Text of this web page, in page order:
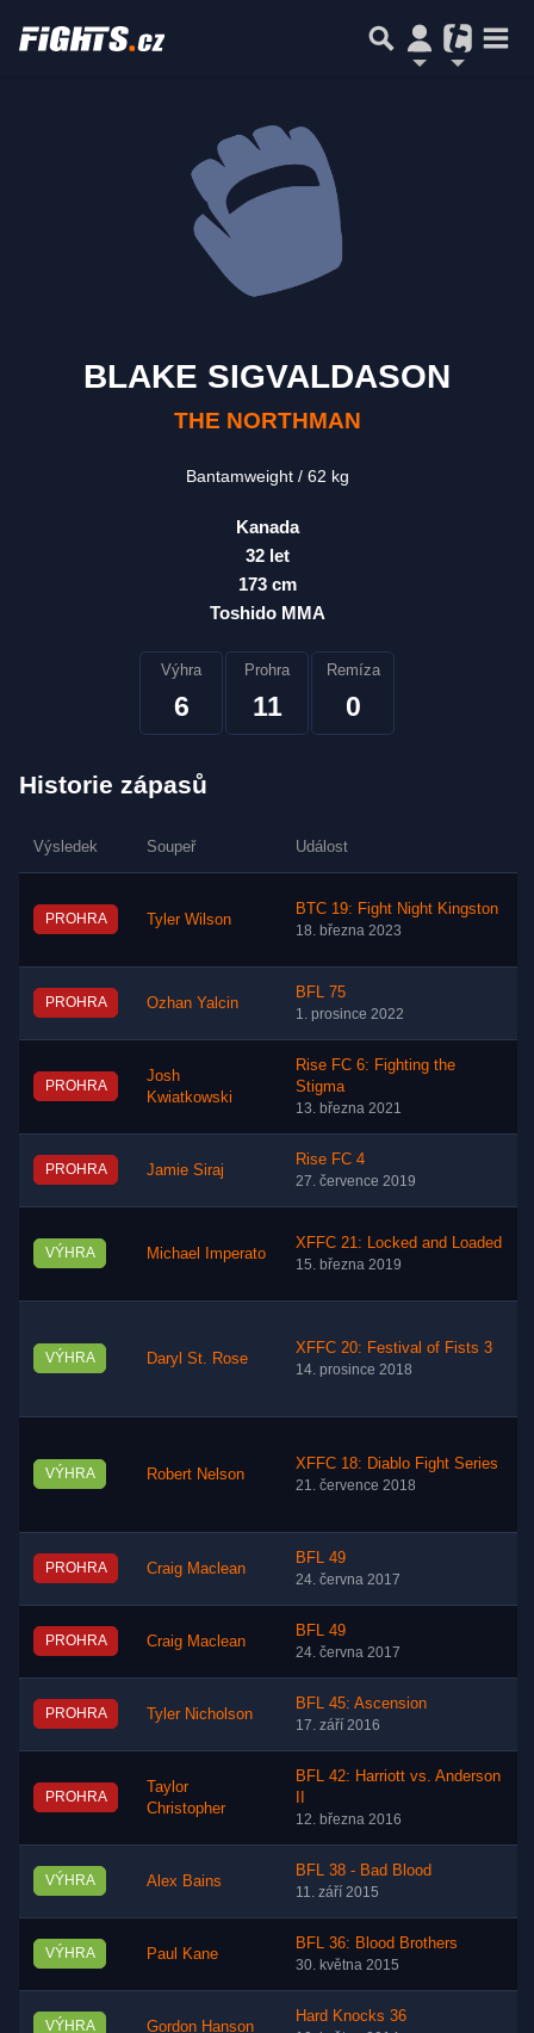
BLAKE SIGVALDASON
THE NORTHMAN
Bantamweight 62 kg
Kanada
32 let
173 cm
Toshido MMA
Výhra
6
Prohra
11
Remíza
0
Historie zápasů
Výsledek Soupeř Událost
PROHRA Tyler Wilson
BTC 19: Fight Night Kingston
18. března 2023
PROHRA Ozhan Yalcin
BFL 75
1. prosince 2022
PROHRA
Josh
Kwiatkowski
Rise FC 6: Fighting the
Stigma
13. března 2021
PROHRA Jamie Siraj
Rise FC 4
27. července 2019
VÝHRA Michael Imperato
XFFC 21: Locked and Loaded
15. března 2019
VÝHRA Daryl St. Rose
XFFC 20: Festival of Fists 3
14. prosince 2018
VÝHRA Robert Nelson
XFFC 18: Diablo Fight Series
21. července 2018
PROHRA Craig Maclean
BFL 49
24. června 2017
PROHRA Craig Maclean
BFL 49
24. června 2017
PROHRA Tyler Nicholson
BFL 45: Ascension
17. září 2016
PROHRA
Taylor
Christopher
BFL 42: Harriott vs. Anderson
12. března 2016
VÝHRA Alex Bains
BFL 38 - Bad Blood
11. září 2015
VÝHRA Paul Kane
BFL 36: Blood Brothers
30. května 2015
VÝHRA Gordon Hanson
Hard Knocks 36